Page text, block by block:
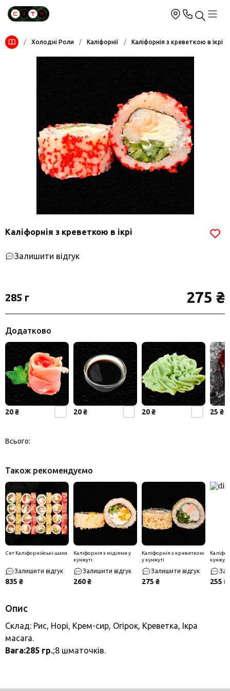
/ Холодні Роли / Каліфорнії / Каліфорнія з креветкою в ікрі
Каліфорнія з креветкою в ікрі
Залишити відгук
285 г 275 ₴
Додатково
20 ₴ 20 ₴ 20 ₴ 25 ₴
Всього:
Також рекомендуємо
Сет Каліфорнійські шахи
Залишити відгук
835 ₴
Каліфорнія з мідіями у
кунжуті.
Залишити відгук
260 ₴
Каліфорнія з креветкою
у кунжуті
Залишити відгук
275 ₴
кунжуті
255 ₴
Опис
Склад: Рис, Норі, Крем-сир, Огірок, Креветка, Ікра
масага.
Вага:285 гр.;8 шматочків.